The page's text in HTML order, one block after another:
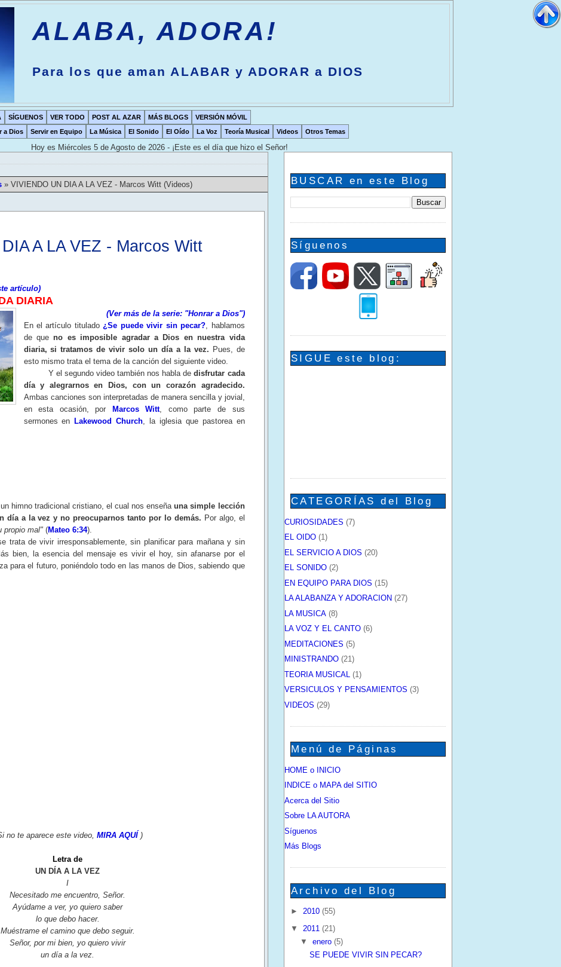
ALABA, ADORA!
Para los que aman ALABAR y ADORAR a DIOS
SÍGUENOS VER TODO POST AL AZAR MÁS BLOGS
VERSIÓN MÓVIL
a Dios Servir en Equipo La Música El Sonido El Oído La Voz Teoría Musical Videos Otros Temas
Hoy es Miércoles 5 de Agosto de 2026 - ¡Este es el día que hizo el Señor!
» VIVIENDO UN DIA A LA VEZ - Marcos Witt (Videos)
A LA VEZ - Marcos Witt
artículo)
DIARIA
(Ver más de la serie: "Honrar a Dios")
En el artículo titulado ¿Se puede vivir sin pecar? , hablamos
de queno es imposible agradar a Dios en nuestra vida
diaria, si tratamos de vivir solo un día a la vez. Pues, de
esto mismo trata el tema de la canción del siguiente video.
Y el segundo video también nos habla dedisfrutar cada
día y alegrarnos en Dios, con un corazón agradecido.
Ambas canciones son interpretadas de manera sencilla y jovial,
en esta ocasión, por
Marcos Witt, como parte de sus
sermones en Lakewood Church , la iglesia que pastorea en
tradicional cristiano, el cual nos enseñauna simple lección
día a la vez y no preocuparnos tanto por lo demás. Por algo, el
propio mal"(Mateo 6:34).
de vivir irresponsablemente, sin planificar para mañana y sin
bien, la esencia del mensaje es vivir el hoy, sin afanarse por el
para el futuro, poniéndolo todo en las manos de Dios, sabiendo que
no te aparece este video, MIRA AQUÍ )
Letra de
UN DÍA A LA VEZ
I
Necesitado me encuentro, Señor.
Ayúdame a ver, yo quiero saber
lo que debo hacer.
Muéstrame el camino que debo seguir.
Señor, por mi bien, yo quiero vivir
un día a la vez.
BUSCAR en este Blog
Síguenos
SIGUE este blog:
CATEGORÍAS del Blog
CURIOSIDADES (7)
EL OIDO (1)
EL SERVICIO A DIOS (20)
EL SONIDO (2)
EN EQUIPO PARA DIOS (15)
LA ALABANZA Y ADORACION (27)
LA MUSICA (8)
LA VOZ Y EL CANTO (6)
MEDITACIONES (5)
MINISTRANDO (21)
TEORIA MUSICAL (1)
VERSICULOS Y PENSAMIENTOS (3)
VIDEOS (29)
Menú de Páginas
HOME o INICIO
INDICE o MAPA del SITIO
Acerca del Sitio
Sobre LA AUTORA
Síguenos
Más Blogs
Archivo del Blog
► 2010 (55)
▼ 2011 (21)
▼ enero (5)
SE PUEDE VIVIR SIN PECAR?